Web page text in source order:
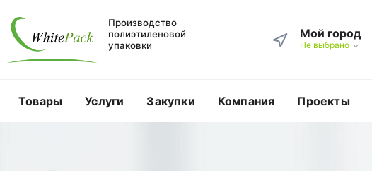
Производство
полиэтиленовой
упаковки
Мой город
Не выбрано
Товары Услуги Закупки Компания Проекты